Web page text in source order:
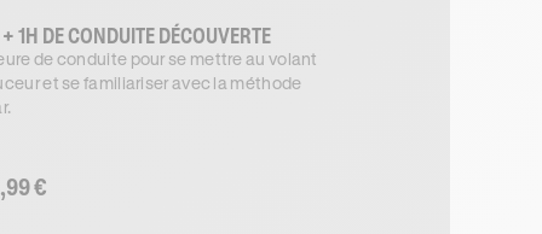
1H DE CONDUITE DÉCOUVERTE
de conduite pour se mettre au volant
et se familiariser avec la méthode
,99 €